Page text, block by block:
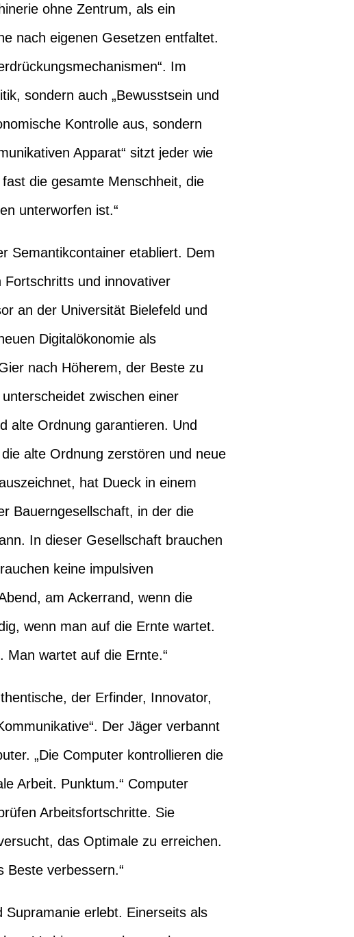
ohne Zentrum, als ein
nach eigenen Gesetzen entfaltet.
Im
sondern auch „Bewusstsein und
Kontrolle aus, sondern
Apparat“ sitzt jeder wie
die gesamte Menschheit, die
unterworfen ist.“
Semantikcontainer etabliert. Dem
Fortschritts und innovativer
an der Universität Bielefeld und
Digitalökonomie als
nach Höherem, der Beste zu
zwischen einer
alte Ordnung garantieren. Und
alte Ordnung zerstören und neue
hat Dueck in einem
Bauerngesellschaft, in der die
In dieser Gesellschaft brauchen
keine impulsiven
am Ackerrand, wenn die
wenn man auf die Ernte wartet.
wartet auf die Ernte.“
der Erfinder, Innovator,
Der Jäger verbannt
„Die Computer kontrollieren die
Arbeit. Punktum.“ Computer
Arbeitsfortschritte. Sie
das Optimale zu erreichen.
Beste verbessern.“
erlebt. Einerseits als